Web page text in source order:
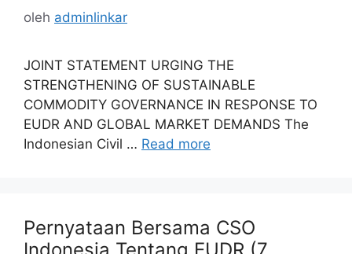
oleh adminlinkar
JOINT STATEMENT URGING THE
STRENGTHENING OF SUSTAINABLE
COMMODITY GOVERNANCE IN RESPONSE TO
EUDR AND GLOBAL MARKET DEMANDS The
Indonesian Civil … Read more
Pernyataan Bersama CSO
Indonesia Tentang EUDR (7